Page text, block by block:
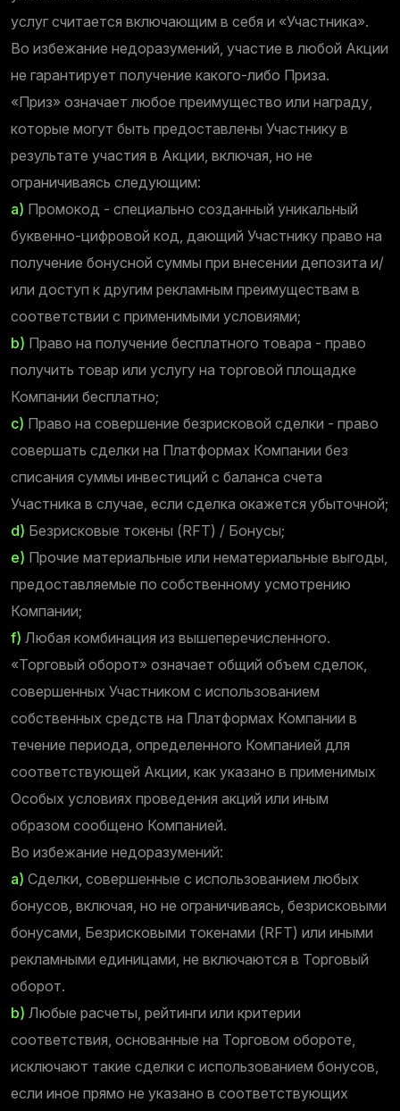
услуг считается включающим в себя и «Участника».
Во избежание недоразумений, участие в любой Акции
не гарантирует получение какого-либо Приза.
«Приз» означает любое преимущество или награду,
которые могут быть предоставлены Участнику в
результате участия в Акции, включая, но не
ограничиваясь следующим:
a) Промокод - специально созданный уникальный
буквенно-цифровой код, дающий Участнику право на
получение бонусной суммы при внесении депозита и/
или доступ к другим рекламным преимуществам в
соответствии с применимыми условиями;
b) Право на получение бесплатного товара - право
получить товар или услугу на торговой площадке
Компании бесплатно;
c) Право на совершение безрисковой сделки - право
совершать сделки на Платформах Компании без
списания суммы инвестиций с баланса счета
Участника в случае, если сделка окажется убыточной;
d) Безрисковые токены (RFT) / Бонусы;
e) Прочие материальные или нематериальные выгоды,
предоставляемые по собственному усмотрению
Компании;
f) Любая комбинация из вышеперечисленного.
«Торговый оборот» означает общий объем сделок,
совершенных Участником с использованием
собственных средств на Платформах Компании в
течение периода, определенного Компанией для
соответствующей Акции, как указано в применимых
Особых условиях проведения акций или иным
образом сообщено Компанией.
Во избежание недоразумений:
а) Сделки, совершенные с использованием любых
бонусов, включая, но не ограничиваясь, безрисковыми
бонусами, Безрисковыми токенами (RFT) или иными
рекламными единицами, не включаются в Торговый
оборот.
b) Любые расчеты, рейтинги или критерии
соответствия, основанные на Торговом обороте,
исключают такие сделки с использованием бонусов,
если иное прямо не указано в соответствующих